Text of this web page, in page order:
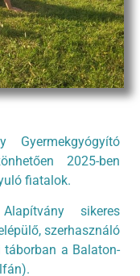
2025-ben
fiatalok.
sikeres
szerhasználó
a Balaton-